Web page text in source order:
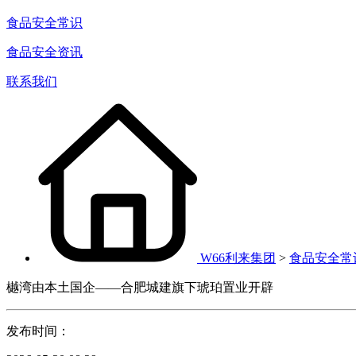
食品安全常识
食品安全资讯
联系我们
W66利来集团 > 食品安全常
樾湾由本土国企——合肥城建旗下琥珀置业开辟
发布时间：